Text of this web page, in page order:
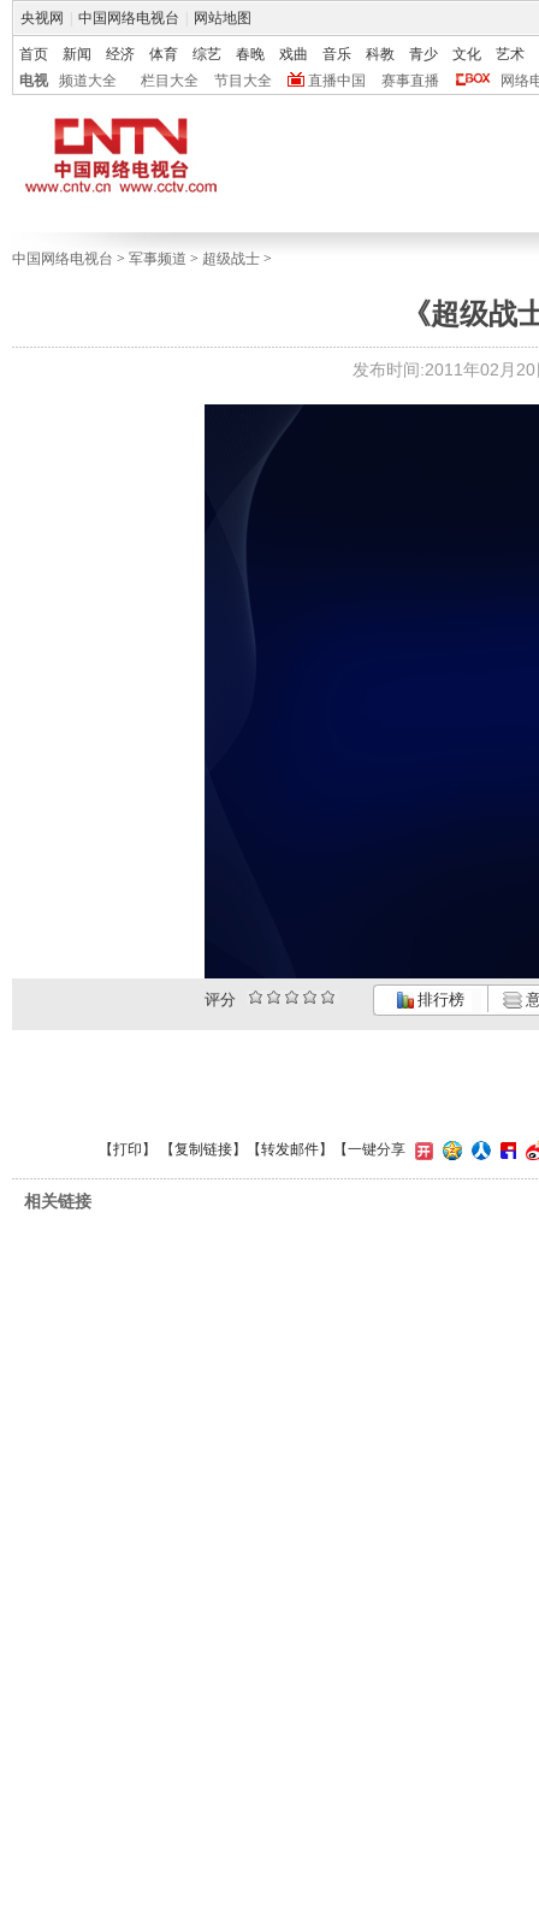
央视网 中国网络电视台 网站地图
首页 新闻 经济 体育 综艺 春晚 戏曲 音乐 科教 青少 文化
艺术
电视
频道大全 栏目大全 节目大全 直播中国 赛事直播 网络
中国网络电视台 > 军事频道 > 超级战士 >
《超级战
发布时间:2011年02月
评分 排行榜
【打印 】 【复制链接】【转发邮件】 【一键分享
相关链接